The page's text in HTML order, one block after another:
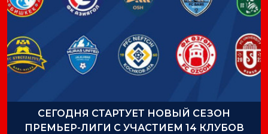
СЕГОДНЯ СТАРТУЕТ НОВЫЙ СЕЗОН
ПРЕМЬЕР-ЛИГИ С УЧАСТИЕМ 14 КЛУБОВ